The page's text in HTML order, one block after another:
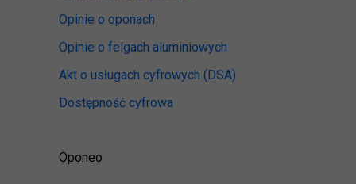
Opinie o oponach
Opinie o felgach aluminiowych
Akt o usługach cyfrowych (DSA)
Dostępność cyfrowa
Oponeo